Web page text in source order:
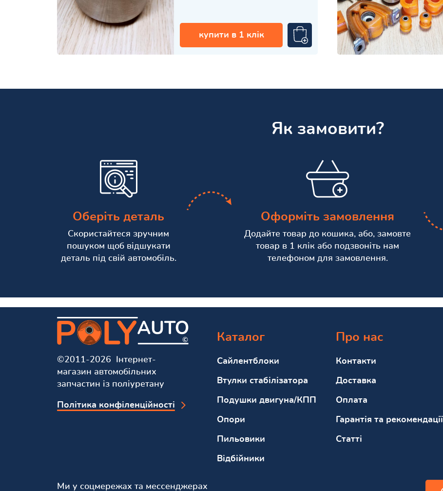
купити в 1 клік
Як замовити?
Оберіть деталь
Скористайтеся зручним
пошуком щоб відшукати
деталь під свій автомобіль.
Оформіть замовлення
Додайте товар до кошика, або, замовте
товар в 1 клік або подзвоніть нам
телефоном для замовлення.
©2011-2026 Інтернет-
магазин автомобільних
запчастин із поліуретану
Політика конфіленційності
Каталог
Сайлентблоки
Втулки стабілізатора
Подушки двигуна/КПП
Опори
Пильовики
Відбійники
Про нас
Контакти
Доставка
Оплата
Гарантія та рекомендації
Статті
Ми у соцмережах та мессенджерах